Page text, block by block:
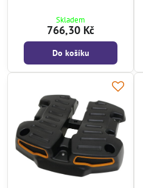
Skladem
766,30 Kč
Do košíku